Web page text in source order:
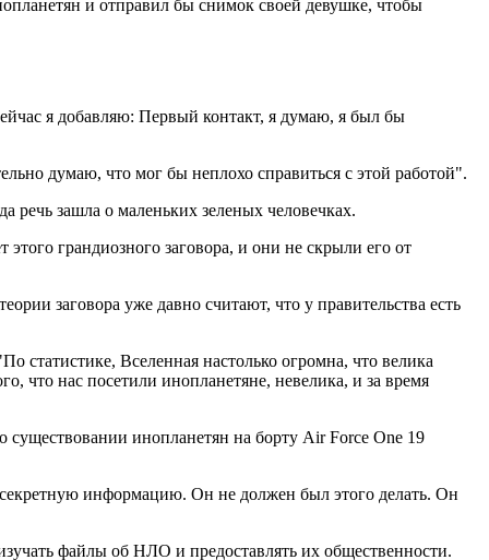
и отправил бы снимок своей девушке, чтобы
я добавляю: Первый контакт, я думаю, я был бы
думаю, что мог бы неплохо справиться с этой работой".
речь зашла о маленьких зеленых человечках.
грандиозного заговора, и они не скрыли его от
заговора уже давно считают, что у правительства есть
Вселенная настолько огромна, что велика
что нас посетили инопланетяне, невелика, и за время
существовании инопланетян на борту Air Force One 19
информацию. Он не должен был этого делать. Он
файлы об НЛО и предоставлять их общественности.